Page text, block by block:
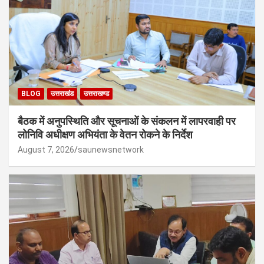
BLOG उत्तराखंड उत्तराखण्ड
बैठक में अनुपस्थिति और सूचनाओं के संकलन में लापरवाही पर
लोनिवि अधीक्षण अभियंता के वेतन रोकने के निर्देश
August 7, 2026 saunewsnetwork